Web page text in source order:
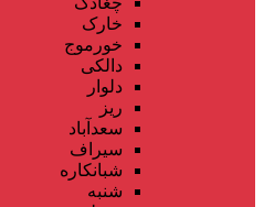
خارک
خورموج
دالکی
دلوار
ریز
سعدآباد
سیراف
شبانکاره
شنبه